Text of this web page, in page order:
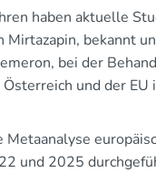
haben aktuelle
Mirtazapin, bekannt
bei der
und der EU
Metaanalyse
und 2025